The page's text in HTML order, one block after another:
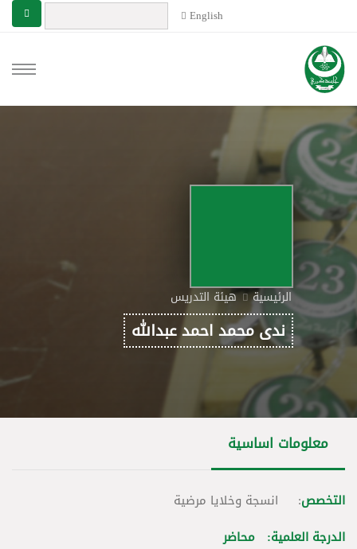
English
الرئيسية هيئة التدريس
ندى محمد احمد عبدالله
معلومات اساسية
التخصص: انسجة وخلايا مرضية
الدرجة العلمية: محاضر